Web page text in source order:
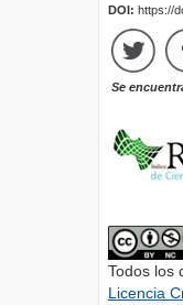
DOI: https://
Se
Todos los
Licencia